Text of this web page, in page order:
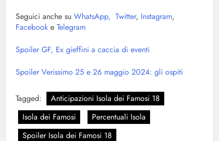
Seguici anche su WhatsApp, Twitter, Instagram,
Facebook e Telegram
Spoiler GF, Ex gieffini a caccia di eventi
Spoiler Verissimo 25 e 26 maggio 2024: gli ospiti
Tagged:
Anticipazioni Isola dei Famosi 18
Isola dei Famosi
Percentuali Isola
Spoiler Isola dei Famosi 18